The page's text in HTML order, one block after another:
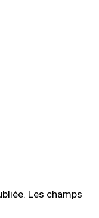
Les champs